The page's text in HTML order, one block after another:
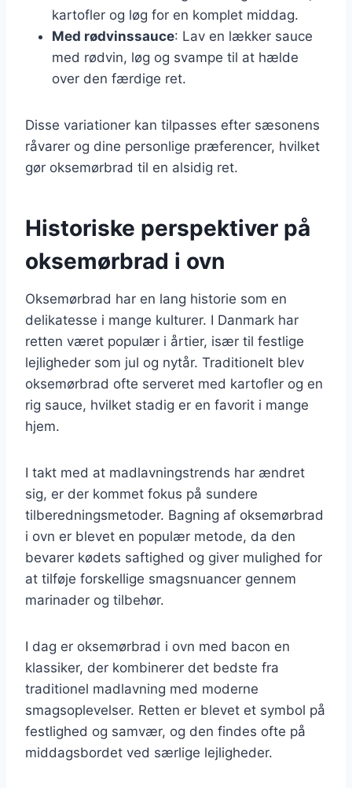
kartofler og løg for en komplet middag.
Med rødvinssauce: Lav en lækker sauce
med rødvin, løg og svampe til at hælde
over den færdige ret.
Disse variationer kan tilpasses efter sæsonens
råvarer og dine personlige præferencer, hvilket
gør oksemørbrad til en alsidig ret.
Historiske perspektiver på
oksemørbrad i ovn
Oksemørbrad har en lang historie som en
delikatesse i mange kulturer. I Danmark har
retten været populær i årtier, især til festlige
lejligheder som jul og nytår. Traditionelt blev
oksemørbrad ofte serveret med kartofler og en
rig sauce, hvilket stadig er en favorit i mange
hjem.
I takt med at madlavningstrends har ændret
sig, er der kommet fokus på sundere
tilberedningsmetoder. Bagning af oksemørbrad
i ovn er blevet en populær metode, da den
bevarer kødets saftighed og giver mulighed for
at tilføje forskellige smagsnuancer gennem
marinader og tilbehør.
I dag er oksemørbrad i ovn med bacon en
klassiker, der kombinerer det bedste fra
traditionel madlavning med moderne
smagsoplevelser. Retten er blevet et symbol på
festlighed og samvær, og den findes ofte på
middagsbordet ved særlige lejligheder.